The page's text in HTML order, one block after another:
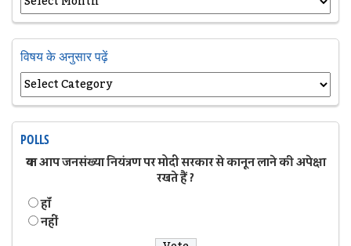
विषय के अनुसार पढ़ें
POLLS
क्या आप जनसंख्या नियंत्रण पर मोदी सरकार से कानून लाने की अपेक्षा
रखते हैं ?
हॉं
नहीं